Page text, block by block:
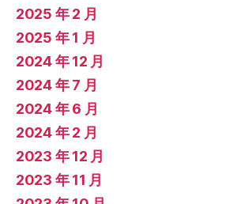
2025 年 2 月
2025 年 1 月
2024 年 12 月
2024 年 7 月
2024 年 6 月
2024 年 2 月
2023 年 12 月
2023 年 11 月